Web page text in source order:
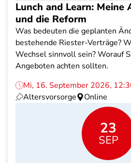
Lunch and Learn: Meine
und die Reform
Was bedeuten die geplanten
bestehende Riester-Verträge?
Wechsel sinnvoll sein? Worauf
Angeboten achten sollten.
Mi, 16. September 2026,
Altersvorsorge
Online
23
SEP